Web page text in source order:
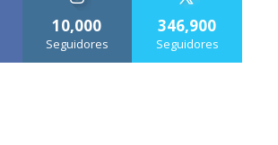
10,000
Seguidores
346,900
Seguidores